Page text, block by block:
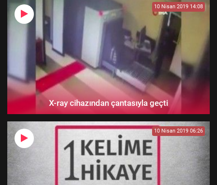
10 Nisan 2019 14:08
X-ray cihazından çantasıyla geçti
10 Nisan 2019 06:26